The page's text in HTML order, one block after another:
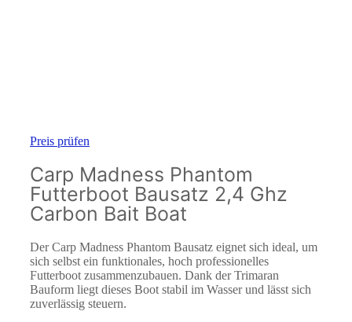
Preis prüfen
Carp Madness Phantom
Futterboot Bausatz 2,4 Ghz
Carbon Bait Boat
Der Carp Madness Phantom Bausatz eignet sich ideal, um
sich selbst ein funktionales, hoch professionelles
Futterboot zusammenzubauen. Dank der Trimaran
Bauform liegt dieses Boot stabil im Wasser und lässt sich
zuverlässig steuern.